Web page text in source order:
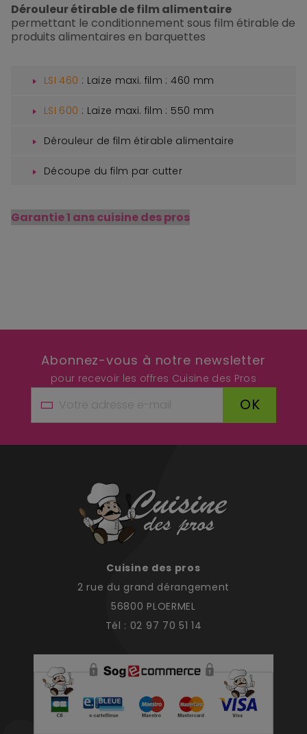
Dérouleur étirable de film alimentaire
permettant le conditionnement sous film étirable de
produits alimentaires en barquettes
LSI 460 : Laize maxi. film : 460 mm
LSI 600 : Laize maxi. film : 550 mm
Dérouleur de film étirable alimentaire
Découpe du film par cutter
Garantie 1 ans cuisine des pros
Abonnez-vous à notre newsletter
pour recevoir les offres Cuisine des Pros
OK
Cuisine des pros
2 rue du grand dérangement
56800 PLOERMEL
Tél : 02 97 70 51 14